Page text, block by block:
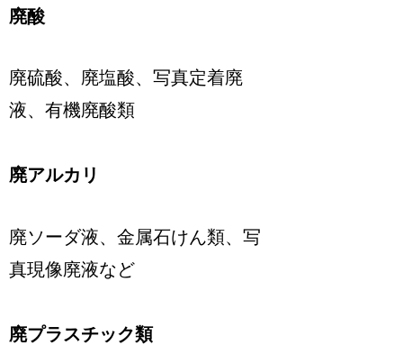
廃酸
廃硫酸、廃塩酸、写真定着廃
液、有機廃酸類
廃アルカリ
廃ソーダ液、金属石けん類、写
真現像廃液など
廃プラスチック類